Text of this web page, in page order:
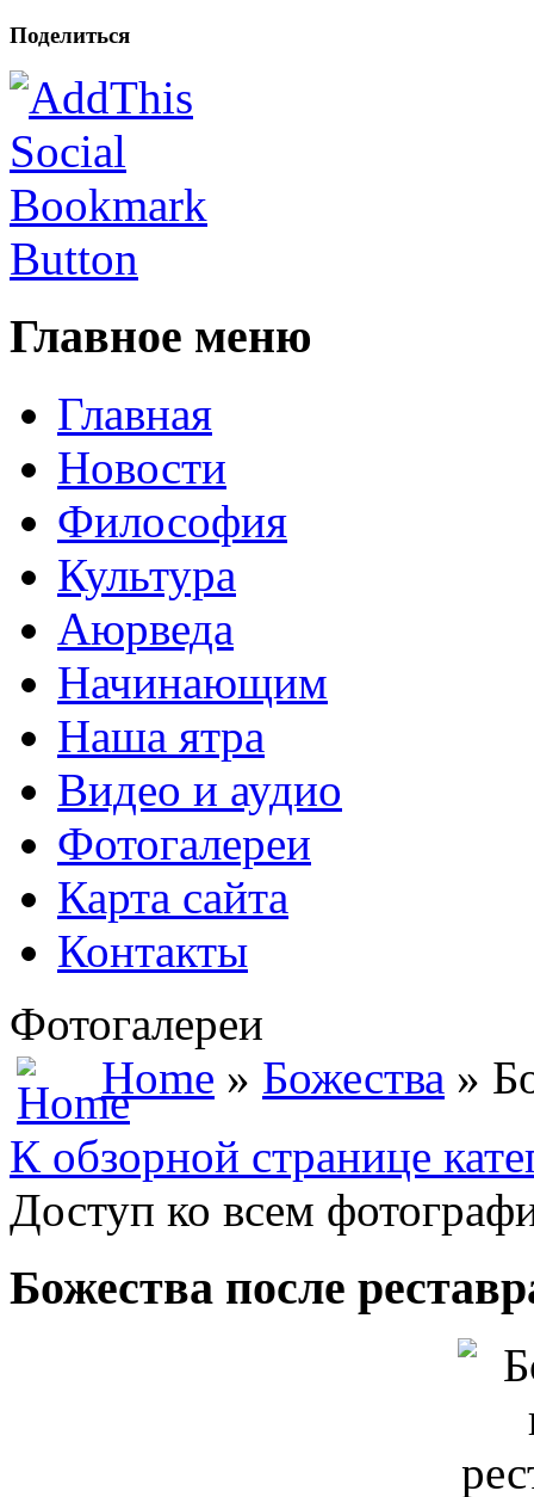
Поделиться
Главное меню
Главная
Новости
Философия
Культура
Аюрведа
Начинающим
Наша ятра
Видео и аудио
Фотогалереи
Карта сайта
Контакты
Фотогалереи
Home » Божества »
К обзорной странице
Доступ ко всем
Божества после